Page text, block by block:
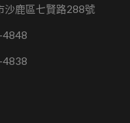
沙鹿區七賢路288號
4848
4838